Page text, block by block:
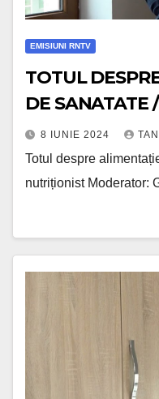
EMISIUNI RNTV
TOTUL
DE SANATATE
8 IUNIE 2024
Totul despre
nutriționist Moderator: